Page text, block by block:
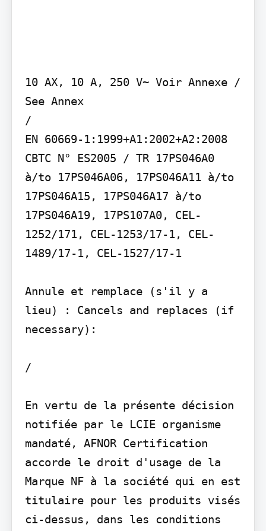
10 AX, 10 A, 250 V~ Voir Annexe /
See Annex
/
EN 60669-1:1999+A1:2002+A2:2008
CBTC N° ES2005 / TR 17PS046A0
à/to 17PS046A06, 17PS046A11 à/to
17PS046A15, 17PS046A17 à/to
17PS046A19, 17PS107A0, CEL-
1252/171, CEL-1253/17-1, CEL-
1489/17-1, CEL-1527/17-1
Annule et remplace (s'il y a
lieu) : Cancels and replaces (if
necessary):
/
En vertu de la présente décision
notifiée par le LCIE organisme
mandaté, AFNOR Certification
accorde le droit d'usage de la
Marque NF à la société qui en est
titulaire pour les produits visés
ci-dessus, dans les conditions